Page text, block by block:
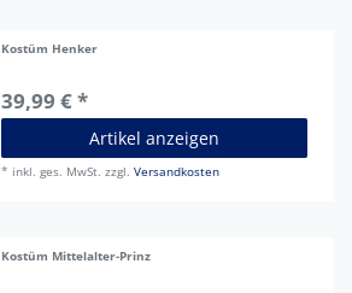
Kostüm Henker
39,99 € *
Artikel anzeigen
* inkl. ges. MwSt. zzgl.Versandkosten
Kostüm Mittelalter-Prinz